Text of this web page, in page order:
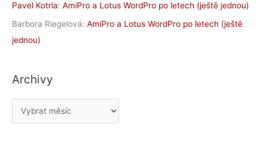
Pavel Kotrla: AmiPro a Lotus WordPro po letech (ještě jednou)
Barbora Riegelová: AmiPro a Lotus WordPro po letech (ještě
jednou)
Archivy
r